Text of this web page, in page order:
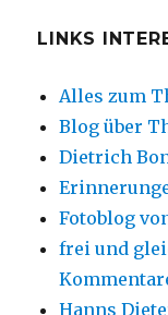
LINKS
Alles zum
Blog über
Dietrich
Fotoblog
frei und
Hanns